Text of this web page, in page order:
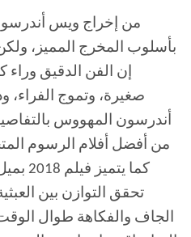
بأسلوب المخرج المميز،
إن الفن الدقيق
صغيرة، وتموج الفراء،
أندرسون المهووس
من أفضل أفلام الرسوم
كما
تحقق التوازن بين
الجاف والفكاهة طوال